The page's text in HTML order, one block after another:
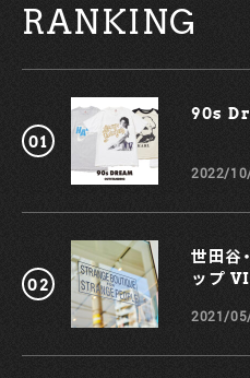
同じカラーに仕上げた点も、思
目の発売日は、5月22日（土）。
うなデザインに仕上げられたシ
認してみよう。 GRAMICCI
月22日（土）※Online Store同
Herman各店 お問い合わせ：
752） http://
RANKING
90s
2022/
世田谷
ップ
2021/